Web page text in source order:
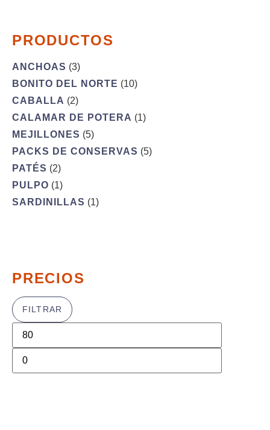
PRODUCTOS
ANCHOAS (3)
BONITO DEL NORTE (10)
CABALLA (2)
CALAMAR DE POTERA (1)
MEJILLONES (5)
PACKS DE CONSERVAS (5)
PATÉS (2)
PULPO (1)
SARDINILLAS (1)
PRECIOS
FILTRAR